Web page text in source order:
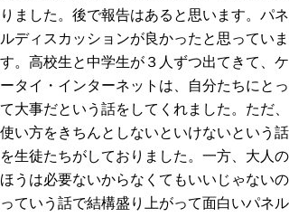
りました。後で報告はあると思います。パネ
ルディスカッションが良かったと思っていま
す。高校生と中学生が３人ずつ出てきて、ケ
ータイ・インターネットは、自分たちにとっ
て大事だという話をしてくれました。ただ、
使い方をきちんとしないといけないという話
を生徒たちがしておりました。一方、大人の
ほうは必要ないからなくてもいいじゃないの
っていう話で結構盛り上がって面白いパネル